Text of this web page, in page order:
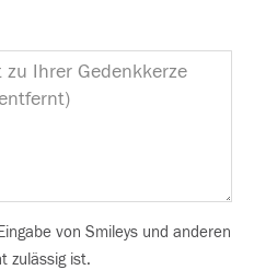
von Smileys und anderen
zulässig ist.